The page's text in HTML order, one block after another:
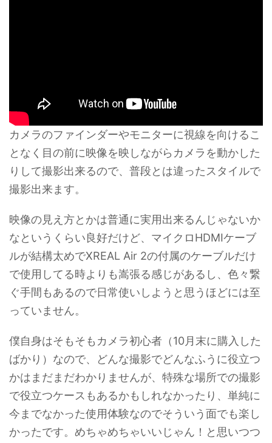
カメラのファインダーやモニターに視線を向けるこ
となく目の前に映像を映しながらカメラを動かした
りして撮影出来るので、普段とは違ったスタイルで
撮影出来ます。
映像の見え方とかは普通に実用出来るんじゃないか
なというくらい良好だけど、マイクロHDMIケーブ
ルが結構太めでXREAL Air 2の付属のケーブルだけ
で使用してる時よりも嵩張る感じがあるし、色々繋
ぐ手間もあるので日常使いしようと思うほどには至
っていません。
僕自身はそもそもカメラ初心者（10月末に購入した
ばかり）なので、どんな撮影でどんなふうに役立つ
かはまだまだわかりませんが、特殊な場所での撮影
で役立つケースもあるかもしれなかったり、単純に
今までなかった使用体験なのでそういう面でも楽し
かったです。めちゃめちゃいいじゃん！と思いつつ